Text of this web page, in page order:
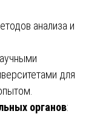
анализа и
для
органов: